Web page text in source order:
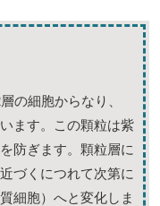
の細胞からなり、
ます。この顆粒は紫
防ぎます。顆粒層に
づくにつれて次第に
細胞）へと変化しま